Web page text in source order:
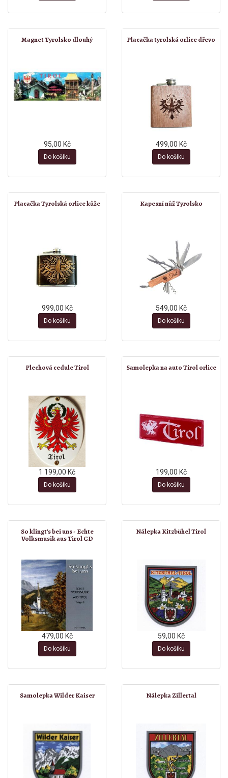
Magnet Tyrolsko dlouhý
95,00 Kč
Do košíku
Placačka tyrolská orlice dřevo
499,00 Kč
Do košíku
Placačka Tyrolská orlice kůže
999,00 Kč
Do košíku
Kapesní nůž Tyrolsko
549,00 Kč
Do košíku
Plechová cedule Tirol
1 199,00 Kč
Do košíku
Samolepka na auto Tirol orlice
199,00 Kč
Do košíku
So klingt's bei uns - Echte
Volksmusik aus Tirol CD
479,00 Kč
Do košíku
Nálepka Kitzbühel Tirol
59,00 Kč
Do košíku
Samolepka Wilder Kaiser Nálepka Zillertal